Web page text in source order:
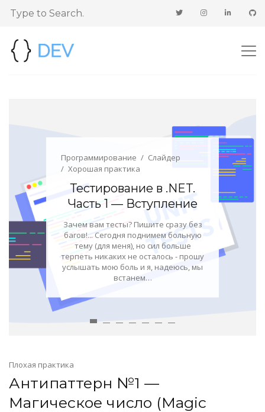
Программирование
Слайдер
Хорошая практика
Тестирование в .NET.
Часть 1 — Вступление
Зачем вам тесты? Пишите сразу без
багов!... Сегодня поднимем больную
тему (для меня), но сил больше
терпеть никаких не осталось - прошу
услышать мою боль и я, надеюсь, мы
встанем…
Плохая практика
Антипаттерн №1 —
Магическое число (Magic